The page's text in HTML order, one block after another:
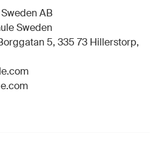
AB
Sweden
5, 335 73 Hillerstorp,